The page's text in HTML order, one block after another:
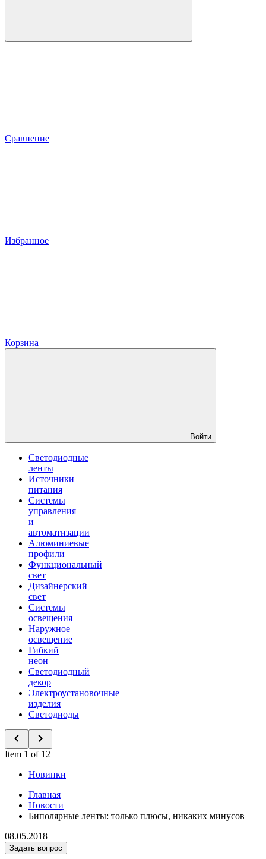
Сравнение
Избранное
Корзина
Войти
Светодиодные
ленты
Источники
питания
Системы
управления
и
автоматизации
Алюминиевые
профили
Функциональный
свет
Дизайнерский
свет
Системы
освещения
Наружное
освещение
Гибкий
неон
Светодиодный
декор
Электроустановочные
изделия
Светодиоды
Item 1 of 12
Новинки
Главная
Новости
Биполярные ленты: только плюсы, никаких минусов
08.05.2018
Задать вопрос